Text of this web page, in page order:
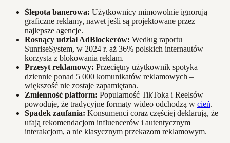
Ślepota banerowa: Użytkownicy mimowolnie ignorują
graficzne reklamy, nawet jeśli są projektowane przez
najlepsze agencje.
Rosnący udział AdBlockerów: Według raportu
SunriseSystem, w 2024 r. aż 36% polskich internautów
korzysta z blokowania reklam.
Przesyt reklamowy: Przeciętny użytkownik spotyka
dziennie ponad 5 000 komunikatów reklamowych –
większość nie zostaje zapamiętana.
Zmienność platform: Popularność TikToka i Reelsów
powoduje, że tradycyjne formaty wideo odchodzą w cień.
Spadek zaufania: Konsumenci coraz częściej deklarują, że
ufają rekomendacjom influencerów i autentycznym
interakcjom, a nie klasycznym przekazom reklamowym.